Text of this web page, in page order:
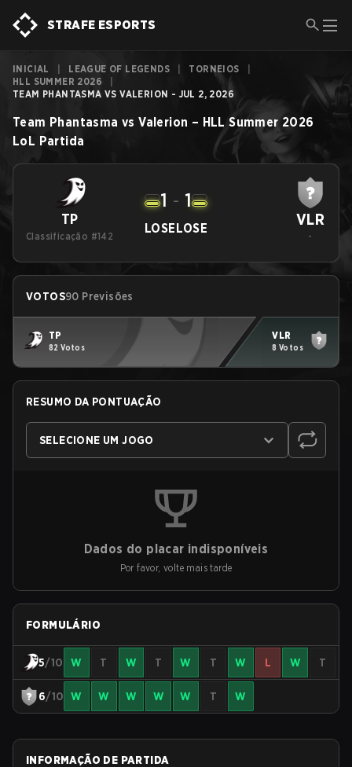
STRAFE ESPORTS
INICIAL LEAGUE OF LEGENDS TORNEIOS
HLL SUMMER 2026
TEAM PHANTASMA VS VALERION - JUL 2, 2026
Team Phantasma vs Valerion – HLL Summer 2026
LoL Partida
TP
Classificação #142
LOSE
1 - 1
LOSE VLR
-
VOTOS90 Previsões
TP
82 Votos
VLR
8 Votos
RESUMO DA PONTUAÇÃO
SELECIONE UM JOGO
Dados do placar indisponíveis
Por favor, volte mais tarde
FORMULÁRIO
5/10 W T W T W T W L W T
6/10 W W W W W T W
INFORMAÇÃO DE PARTIDA